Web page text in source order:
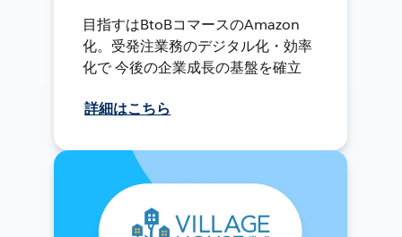
目指すはBtoBコマースのAmazon
化。受発注業務のデジタル化・効率
化で 今後の企業成長の基盤を確立
詳細はこちら